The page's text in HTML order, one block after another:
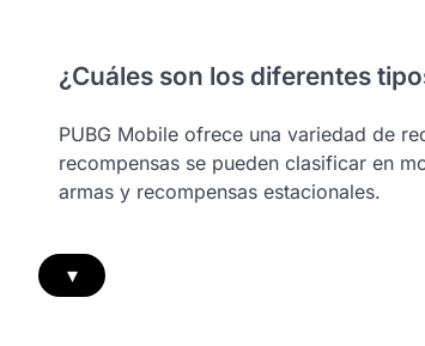
¿Cuáles son los diferentes
PUBG Mobile ofrece una variedad de
recompensas se pueden clasificar en
armas y recompensas estacionales.
▾